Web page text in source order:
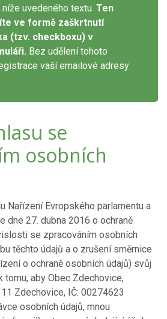
uvedeného textu. Ten
ve formě zaškrtnutí
(tzv. checkboxu) v
Bez udělení tohoto
vaší emailové adresy
se
osobních
Nařízení Evropského parlamentu a
dne 27. dubna 2016 o ochraně
se zpracováním osobních
těchto údajů a o zrušení směrnice
o ochraně osobních údajů) svůj
tomu, aby Obec Zdechovice,
Zdechovice, IČ: 00274623
osobních údajů, mnou